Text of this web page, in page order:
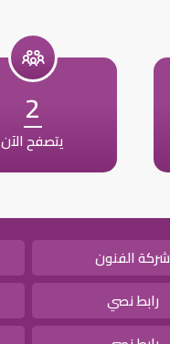
2
يتصفح الآن
شركة الفنون
رابط نصي